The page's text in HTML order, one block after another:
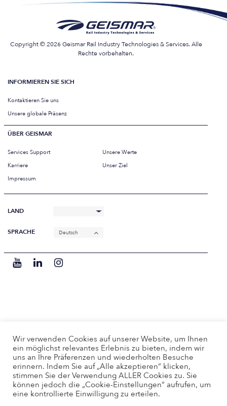
Copyright © 2026 Geismar Rail Industry Technologies & Services. Alle
Rechte vorbehalten.
INFORMIEREN SIE SICH
Kontaktieren Sie uns
Unsere globale Präsenz
ÜBER GEISMAR
Services Support
Unsere Werte
Karriere
Unser Ziel
Impressum
LAND
SPRACHE Deutsch
Wir verwenden Cookies auf unserer Website, um Ihnen
ein möglichst relevantes Erlebnis zu bieten, indem wir
uns an Ihre Präferenzen und wiederholten Besuche
erinnern. Indem Sie auf „Alle akzeptieren“ klicken,
stimmen Sie der Verwendung ALLER Cookies zu. Sie
können jedoch die „Cookie-Einstellungen“ aufrufen, um
eine kontrollierte Einwilligung zu erteilen.